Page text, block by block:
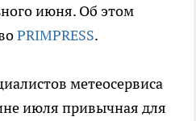
июня. Об этом
PRIMPRESS.
метеосервиса
июля привычная для